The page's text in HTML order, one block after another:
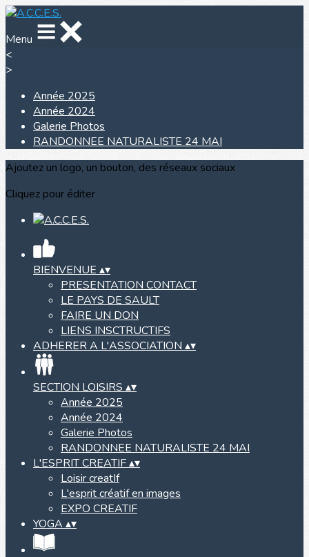
Menu
<
>
Année 2025
Année 2024
Galerie Photos
RANDONNEE NATURALISTE 24 MAI
Ajoutez un logo, un bouton, des réseaux sociaux
Cliquez pour éditer
BIENVENUE ▴▾
PRESENTATION CONTACT
LE PAYS DE SAULT
FAIRE UN DON
LIENS INSCTRUCTIFS
ADHERER A L'ASSOCIATION ▴▾
SECTION LOISIRS ▴▾
Année 2025
Année 2024
Galerie Photos
RANDONNEE NATURALISTE 24 MAI
L'ESPRIT CREATIF▴▾
Loisir creatIf
L'esprit créatif en images
EXPO CREATIF
YOGA ▴▾